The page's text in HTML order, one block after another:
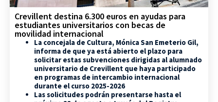
Crevillent destina 6.300 euros en ayudas para
estudiantes universitarios con becas de
movilidad internacional
La concejala de Cultura, Mónica San Emeterio Gil,
informa de que ya está abierto el plazo para
solicitar estas subvenciones dirigidas al alumnado
universitario de Crevillent que haya participado
en programas de intercambio internacional
durante el curso 2025-2026
Las solicitudes podrán presentarse hasta el